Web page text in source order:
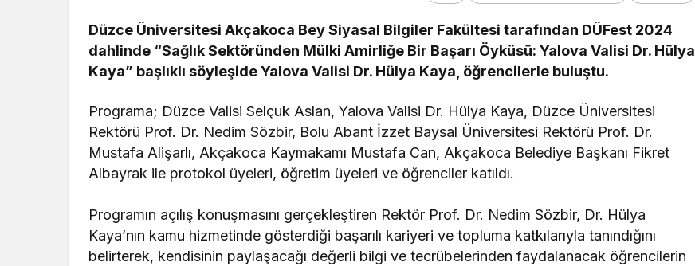
Düzce Üniversitesi Akçakoca Bey Siyasal Bilgiler Fakültesi tarafından DÜFest 2024
dahlinde “Sağlık Sektöründen Mülki Amirliğe Bir Başarı Öyküsü: Yalova Valisi Dr. Hülya
Kaya” başlıklı söyleşide Yalova Valisi Dr. Hülya Kaya, öğrencilerle buluştu.
Programa; Düzce Valisi Selçuk Aslan, Yalova Valisi Dr. Hülya Kaya, Düzce Üniversitesi
Rektörü Prof. Dr. Nedim Sözbir, Bolu Abant İzzet Baysal Üniversitesi Rektörü Prof. Dr.
Mustafa Alişarlı, Akçakoca Kaymakamı Mustafa Can, Akçakoca Belediye Başkanı Fikret
Albayrak ile protokol üyeleri, öğretim üyeleri ve öğrenciler katıldı.
Programın açılış konuşmasını gerçekleştiren Rektör Prof. Dr. Nedim Sözbir, Dr. Hülya
Kaya’nın kamu hizmetinde gösterdiği başarılı kariyeri ve topluma katkılarıyla tanındığını
belirterek, kendisinin paylaşacağı değerli bilgi ve tecrübelerinden faydalanacak öğrencilerin